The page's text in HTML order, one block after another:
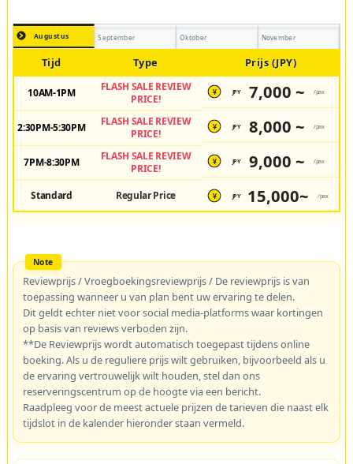
Augustus September Oktober November
Tijd Type Prijs (JPY)
10AM-1PM
FLASH SALE REVIEW
PRICE!
¥ JPY 7,000 ~ /pax
2:30PM-5:30PM
FLASH SALE REVIEW
PRICE!
¥ JPY 8,000 ~ /pax
7PM-8:30PM
FLASH SALE REVIEW
PRICE!
¥ JPY 9,000 ~ /pax
Standard Regular Price ¥ JPY 15,000~ /pax
Reviewprijs / Vroegboekingsreviewprijs / De reviewprijs is van
toepassing wanneer u van plan bent uw ervaring te delen.
Dit geldt echter niet voor social media-platforms waar kortingen
op basis van reviews verboden zijn.
**De Reviewprijs wordt automatisch toegepast tijdens online
boeking. Als u de reguliere prijs wilt gebruiken, bijvoorbeeld als u
de ervaring vertrouwelijk wilt houden, stel dan ons
reserveringscentrum op de hoogte via een bericht.
Raadpleeg voor de meest actuele prijzen de tarieven die naast elk
tijdslot in de kalender hieronder staan vermeld.